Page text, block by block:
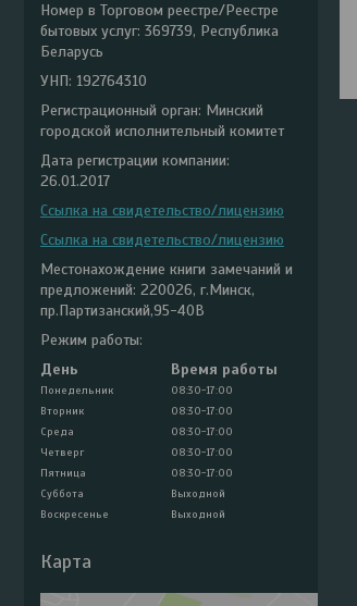
Номер в Торговом реестре/Реестре
бытовых услуг: 369739, Республика
Беларусь
УНП: 192764310
Регистрационный орган: Минский
городской исполнительный комитет
Дата регистрации компании:
26.01.2017
Ссылка на свидетельство/лицензию
Ссылка на свидетельство/лицензию
Местонахождение книги замечаний и
предложений: 220026, г.Минск,
пр.Партизанский,95-40В
Режим работы:
День
Время работы
Понедельник
08:30-17:00
Вторник
08:30-17:00
Среда
08:30-17:00
Четверг
08:30-17:00
Пятница
08:30-17:00
Суббота
Выходной
Воскресенье
Выходной
Карта